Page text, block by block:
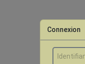
Connexion